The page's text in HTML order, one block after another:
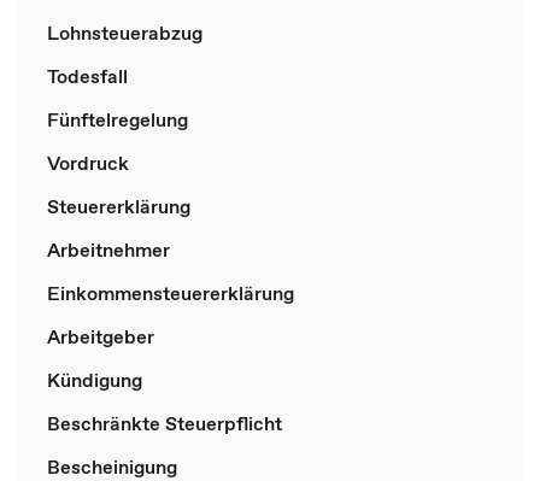
Lohnsteuerabzug
Todesfall
Fünftelregelung
Vordruck
Steuererklärung
Arbeitnehmer
Einkommensteuererklärung
Arbeitgeber
Kündigung
Beschränkte Steuerpflicht
Bescheinigung